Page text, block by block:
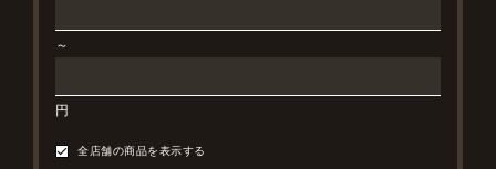
～
円
全店舗の商品を表示する